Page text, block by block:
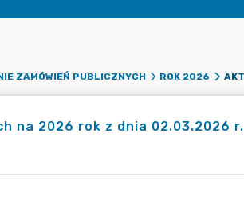
ZAMÓWIEŃ PUBLICZNYCH ROK 2026
na 2026 rok z dnia 02.03.2026 r.